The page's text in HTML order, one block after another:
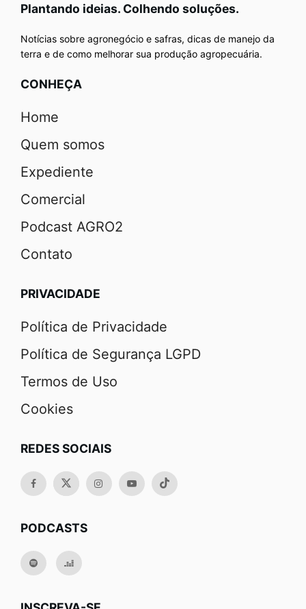
Plantando ideias. Colhendo soluções.
Notícias sobre agronegócio e safras, dicas de manejo da
terra e de como melhorar sua produção agropecuária.
CONHEÇA
Home
Quem somos
Expediente
Comercial
Podcast AGRO2
Contato
PRIVACIDADE
Política de Privacidade
Política de Segurança LGPD
Termos de Uso
Cookies
REDES SOCIAIS
PODCASTS